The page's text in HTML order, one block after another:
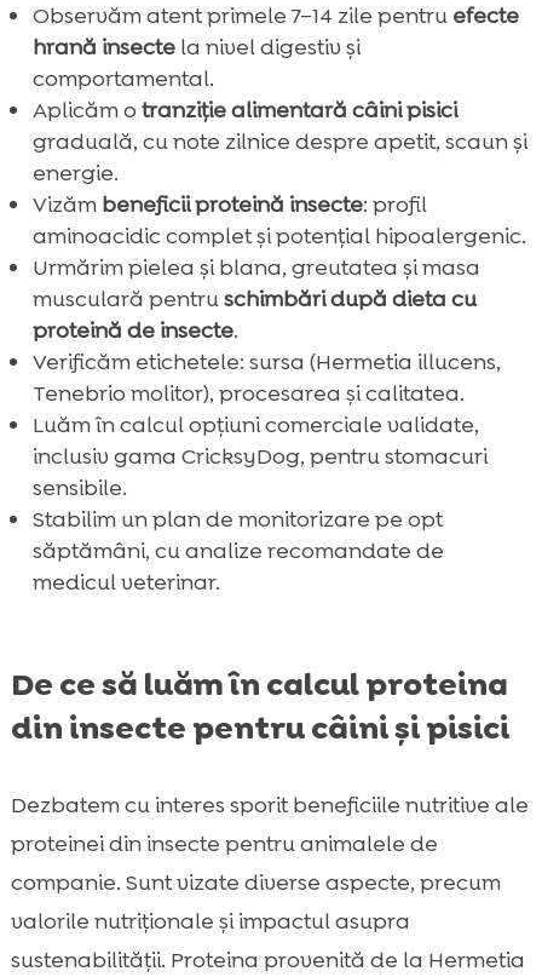
Observăm atent primele 7–14 zile pentru efecte
hrană insectela nivel digestiv și
comportamental.
Aplicăm o tranziție alimentară câini pisici
graduală, cu note zilnice despre apetit, scaun și
energie.
Vizăm beneficii proteină insecte: profil
aminoacidic complet și potențial hipoalergenic.
Urmărim pielea și blana, greutatea și masa
musculară pentruschimbări după dieta cu
proteină de insecte.
Verificăm etichetele: sursa (Hermetia illucens,
Tenebrio molitor), procesarea și calitatea.
Luăm în calcul opțiuni comerciale validate,
inclusiv gama CricksyDog, pentru stomacuri
sensibile.
Stabilim un plan de monitorizare pe opt
săptămâni, cu analize recomandate de
medicul veterinar.
De ce să luăm în calcul proteina
din insecte pentru câini și pisici
Dezbatem cu interes sporit beneficiile nutritive ale
proteinei din insecte pentru animalele de
companie. Sunt vizate diverse aspecte, precum
valorile nutriționale și impactul asupra
sustenabilității. Proteina provenită de la Hermetia